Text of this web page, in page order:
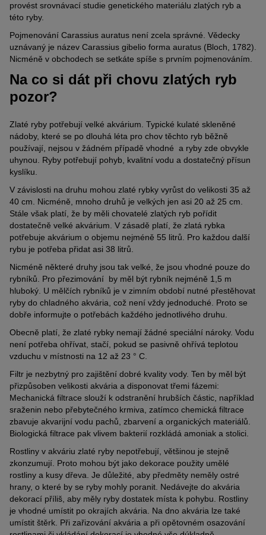
provést srovnávací studie genetického materiálu zlatých ryb a
této ryby.
Pojmenování Carassius auratus není zcela správné. Vědecky
uznávaný je název Carassius gibelio forma auratus (Bloch, 1782).
Nicméně v obchodech se setkáte spíše s prvním pojmenováním.
Na co si dát při chovu zlatých ryb
pozor?
Zlaté ryby potřebují velké akvárium. Typické kulaté skleněné
nádoby, které se po dlouhá léta pro chov těchto ryb běžně
používají, nejsou v žádném případě vhodné a ryby zde obvykle
uhynou. Ryby potřebují pohyb, kvalitní vodu a dostatečný přísun
kyslíku.
V závislosti na druhu mohou zlaté rybky vyrůst do velikosti 35 až
40 cm. Nicméně, mnoho druhů je velkých jen asi 20 až 25 cm.
Stále však platí, že by měli chovatelé zlatých ryb pořídit
dostatečně velké akvárium. V zásadě platí, že zlatá rybka
potřebuje akvárium o objemu nejméně 55 litrů. Pro každou další
rybu je potřeba přidat asi 38 litrů.
Nicméně některé druhy jsou tak velké, že jsou vhodné pouze do
rybníků. Pro přezimování by měl být rybník nejméně 1,5 m
hluboký. U mělčích rybníků je v zimním období nutné přestěhovat
ryby do chladného akvária, což není vždy jednoduché. Proto se
dobře informujte o potřebách každého jednotlivého druhu.
Obecně platí, že zlaté rybky nemají žádné speciální nároky. Vodu
není potřeba ohřívat, stačí, pokud se pasivně ohřívá teplotou
vzduchu v místnosti na 12 až 23 ° C.
Filtr je nezbytný pro zajištění dobré kvality vody. Ten by měl být
přizpůsoben velikosti akvária a disponovat třemi fázemi:
Mechanická filtrace slouží k odstranění hrubších částic, například
sraženin nebo přebytečného krmiva, zatímco chemická filtrace
zbavuje akvarijní vodu pachů, zbarvení a organických materiálů.
Biologická filtrace pak vlivem bakterií rozkládá amoniak a stolici.
Rostliny v akváriu zlaté ryby nepotřebují, většinou je stejně
zkonzumují. Proto mohou být jako dekorace použity umělé
rostliny a kusy dřeva. Je důležité, aby předměty neměly ostré
hrany, o které by se ryby mohly poranit. Nedávejte do akvária
dekorací příliš, aby měly ryby dostatek místa k pohybu. Rostliny
je vhodné umístit po okrajích akvária. Na dno akvária lze také
umístit štěrk. Při zařizování akvária a při opětovném osazování